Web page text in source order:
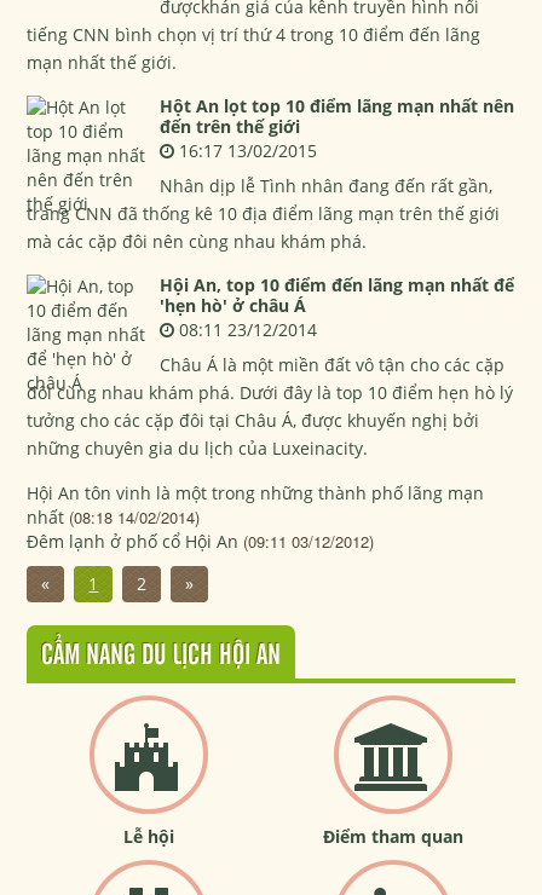
đượckhán giả của kênh truyền hình nổi
tiếng CNN bình chọn vị trí thứ 4 trong 10 điểm đến lãng
mạn nhất thế giới.
Hột An lọt top 10 điểm lãng mạn nhất nên
đến trên thế giới
16:17 13/02/2015
Nhân dịp lễ Tình nhân đang đến rất gần,
trang CNN đã thống kê 10 địa điểm lãng mạn trên thế giới
mà các cặp đôi nên cùng nhau khám phá.
Hội An, top 10 điểm đến lãng mạn nhất để
'hẹn hò' ở châu Á
08:11 23/12/2014
Châu Á là một miền đất vô tận cho các cặp
đôi cùng nhau khám phá. Dưới đây là top 10 điểm hẹn hò lý
tưởng cho các cặp đôi tại Châu Á, được khuyến nghị bởi
những chuyên gia du lịch của Luxeinacity.
Hội An tôn vinh là một trong những thành phố lãng mạn
nhất (08:18 14/02/2014)
Đêm lạnh ở phố cổ Hội An (09:11 03/12/2012)
«
1 2 »
CẨM NANG DU LỊCH HỘI AN
Lễ hội Điểm tham quan